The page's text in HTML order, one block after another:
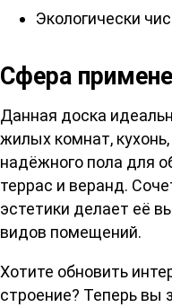
Экологически
Сфера
Данная доска
жилых комнат, кухонь,
надёжного пола для
террас и веранд.
эстетики делает её
видов помещений.
Хотите обновить
строение? Теперь вы